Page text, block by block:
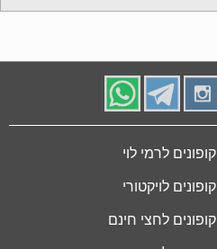
קופונים לרמי לוי
קופונים לויקטורי
קופונים לחצי חינם